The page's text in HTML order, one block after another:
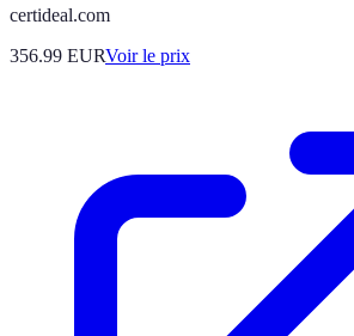
certideal.com
356.99 EURVoir le prix